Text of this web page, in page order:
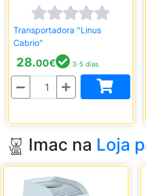
Transportadora "Linus
Cabrio"
28.00€ 3-5 dias
Quantidade
Imac na Loja